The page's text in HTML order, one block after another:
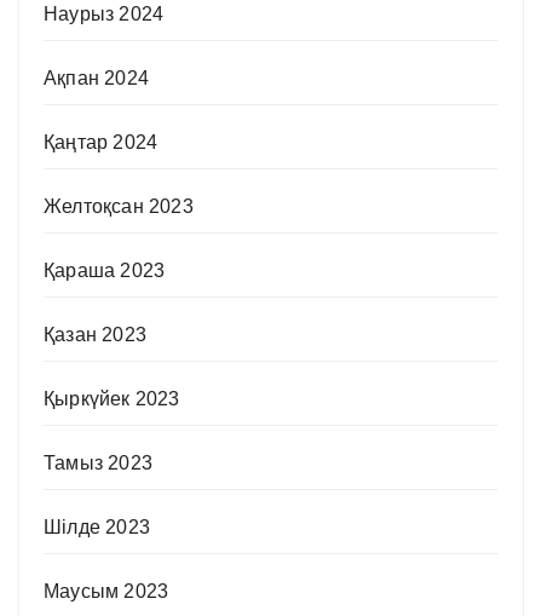
Наурыз 2024
Ақпан 2024
Қаңтар 2024
Желтоқсан 2023
Қараша 2023
Қазан 2023
Қыркүйек 2023
Тамыз 2023
Шілде 2023
Маусым 2023